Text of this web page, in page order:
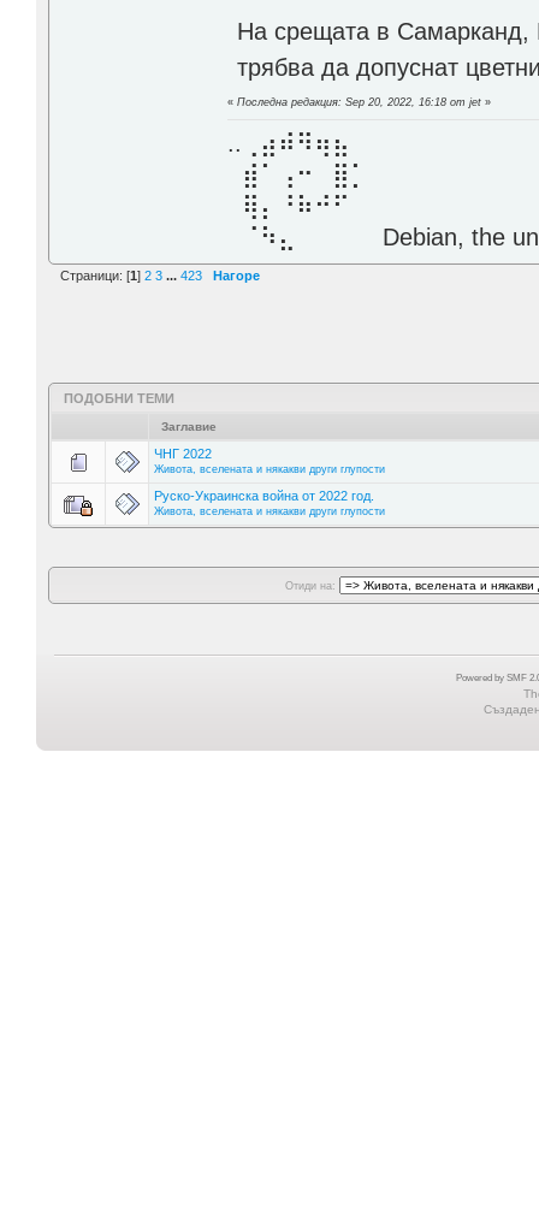
На срещата в Самарканд,
трябва да допуснат
«Последна редакция: Sep 20, 2022, 16:18 от jet »
..⢀⣴⠾⠻⢶⣦⠀
⣾⠁⢠⠒⠀⣿⡁
⢿⡄⠘⠷⠚⠋
⠈⠳⣄⠀⠀⠀⠀ Debian, the
Страници: [1] 2 3 ... 423 Нагоре
ПОДОБНИ ТЕМИ
Заглавие
ЧНГ 2022
Живота, вселената и някакви други глупости
Руско-Украинска война от 2022 год.
Живота, вселената и някакви други глупости
Отиди на:
Powered by SMF